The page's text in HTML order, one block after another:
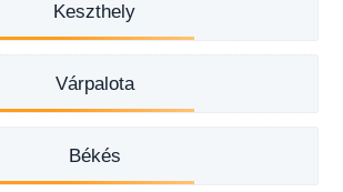
Keszthely
Várpalota
Békés